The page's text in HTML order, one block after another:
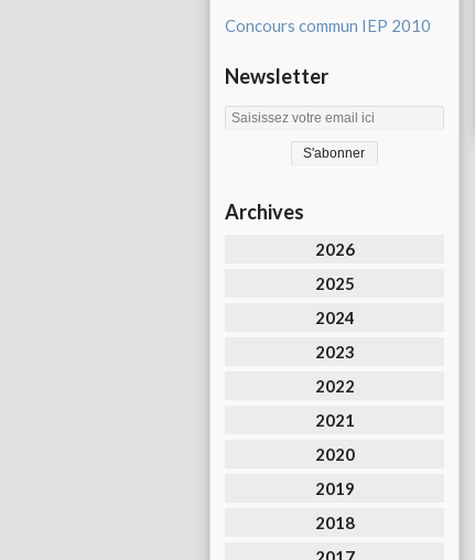
Concours commun IEP 2010
Newsletter
Archives
2026
2025
2024
2023
2022
2021
2020
2019
2018